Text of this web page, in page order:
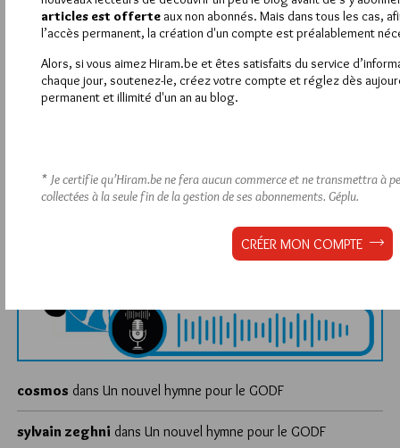
cosmos dans Un nouvel hymne pour le GODF
sylvain zeghni dans Un nouvel hymne pour le GODF
articles est offerte aux non abonnés. Mais dans tous les cas,
l’accès permanent, la création d'un compte est préalablement
Alors, si vous aimez Hiram.be et êtes satisfaits du service
chaque jour, soutenez-le, créez votre compte et réglez dès
permanent et illimité d'un an au blog.
* Je certifie qu’Hiram.be ne fera aucun commerce et ne transmettra à
collectées à la seule fin de la gestion de ses abonnements. Géplu.
CRÉER MON COMPTE